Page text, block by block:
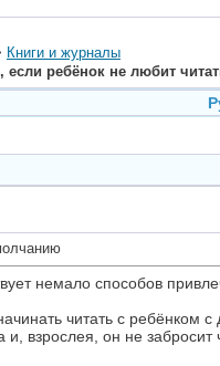
Книги и журналы
если ребёнок не любит
немало способов
читать с ребёнком
взрослея, он не забросит